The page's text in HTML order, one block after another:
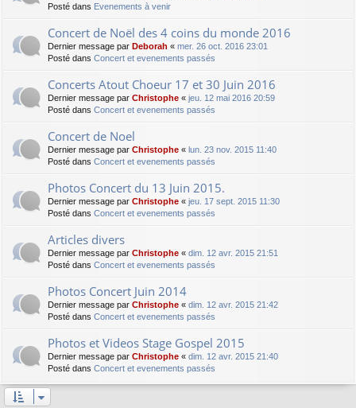
Posté dans Evenements à venir
Concert de Noël des 4 coins du monde 2016
Dernier message par Deborah « mer. 26 oct. 2016 23:01
Posté dans Concert et evenements passés
Concerts Atout Choeur 17 et 30 Juin 2016
Dernier message par Christophe « jeu. 12 mai 2016 20:59
Posté dans Concert et evenements passés
Concert de Noel
Dernier message par Christophe « lun. 23 nov. 2015 11:40
Posté dans Concert et evenements passés
Photos Concert du 13 Juin 2015.
Dernier message par Christophe « jeu. 17 sept. 2015 11:30
Posté dans Concert et evenements passés
Articles divers
Dernier message par Christophe « dim. 12 avr. 2015 21:51
Posté dans Concert et evenements passés
Photos Concert Juin 2014
Dernier message par Christophe « dim. 12 avr. 2015 21:42
Posté dans Concert et evenements passés
Photos et Videos Stage Gospel 2015
Dernier message par Christophe « dim. 12 avr. 2015 21:40
Posté dans Concert et evenements passés